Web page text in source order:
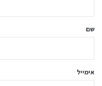
ל
שם
אימייל